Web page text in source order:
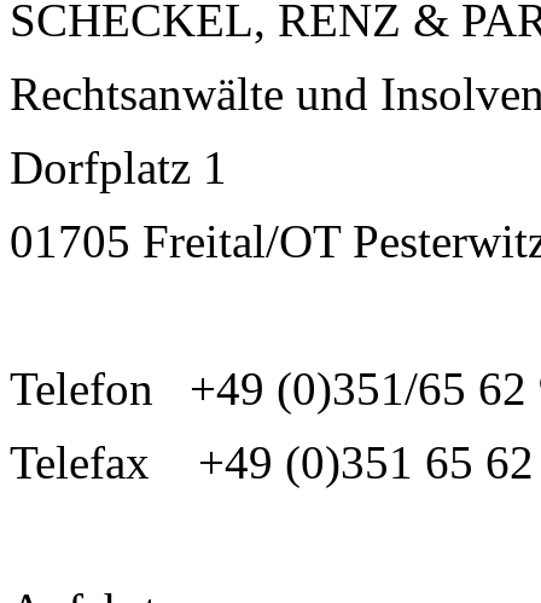
SCHECKEL, RENZ &
Rechtsanwälte und
Dorfplatz 1
01705 Freital/OT
Telefon +49 (0)351/65 62
Telefax +49 (0)351 65 62